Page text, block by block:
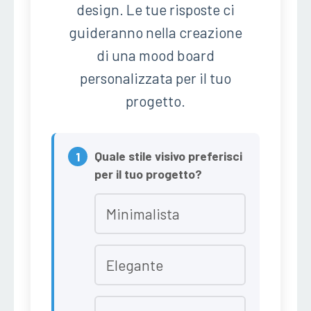
design. Le tue risposte ci
guideranno nella creazione
di una mood board
personalizzata per il tuo
progetto.
Quale stile visivo preferisci
per il tuo progetto?
Minimalista
Elegante